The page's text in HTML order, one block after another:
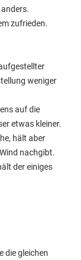
zufrieden.
weniger
auf die
etwas kleiner.
hält aber
nachgibt.
der einiges
die gleichen